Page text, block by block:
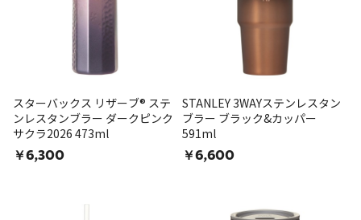
スターバックス リザーブ® ステ
ンレスタンブラー ダークピンク
サクラ2026 473ml
￥6,300
STANLEY 3WAYステンレスタン
ブラー ブラック&カッパー
591ml
￥6,600